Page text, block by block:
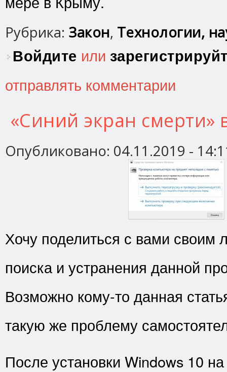
Рубрика: Закон, Технологии,
Войдите или
отправлять комментарии
«Синий экран смерти»
Опубликовано: 04.11.2019 -
Хочу поделиться с вами
поиска и устранения данной
Возможно кому-то данная
такую же проблему
После установки Windows 10